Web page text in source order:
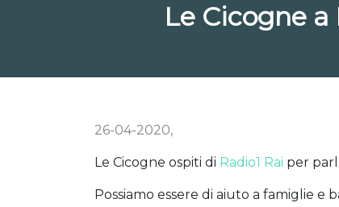
Le Cicogne
26-04-2020,
Le Cicogne ospiti di Radio1 Rai per
Possiamo essere di aiuto a famiglie